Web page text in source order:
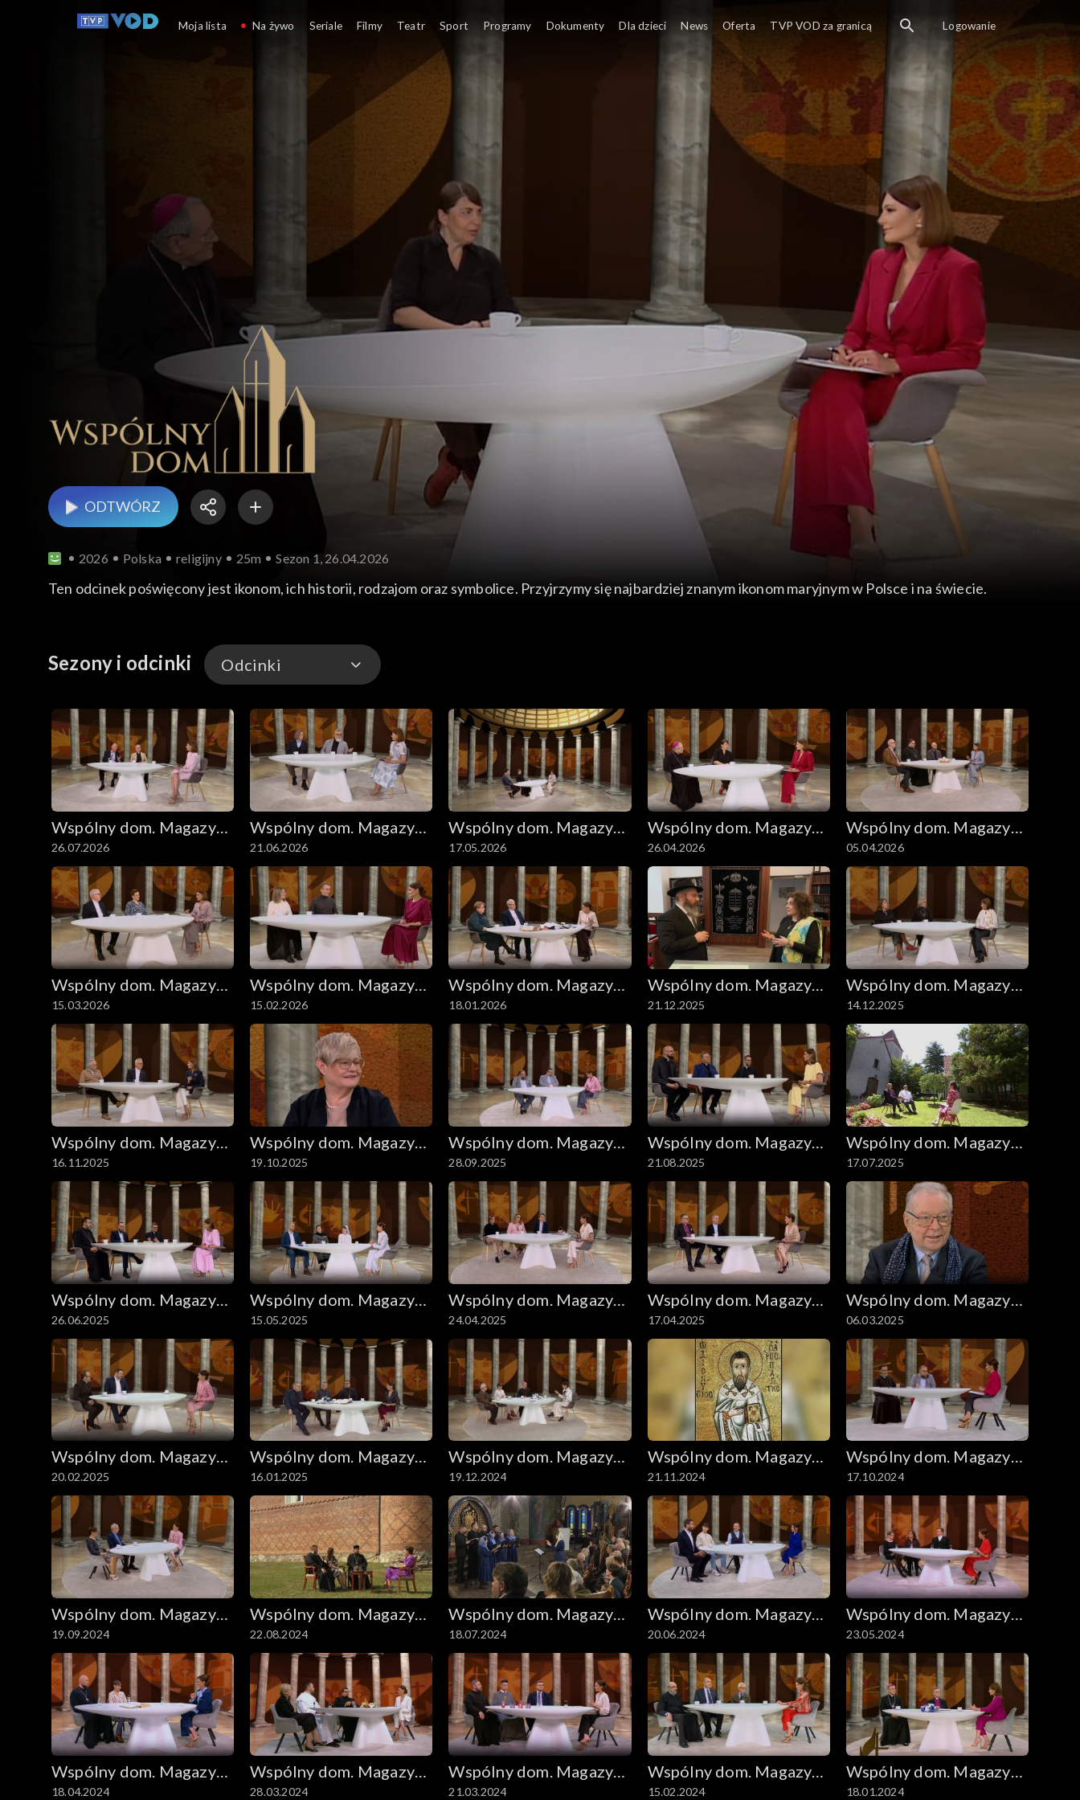
ODTWÓRZ
2026 Polska religijny 25m Sezon 1, 26.04.2026
Ten odcinek poświęcony jest ikonom, ich historii, rodzajom oraz symbolice. Przyjrzymy się najbardziej znanym ikonom maryjnym w Polsce i na świecie.
Sezony i odcinki Odcinki
Odcinki
Wspólny dom. Magazyn
ekumeniczny
26.07.2026
Wspólny dom. Magazyn
ekumeniczny
21.06.2026
Wspólny dom. Magazyn
ekumeniczny
17.05.2026
Wspólny dom. Magazyn
ekumeniczny
26.04.2026
Wspólny dom. Magazyn
ekumeniczny
05.04.2026
Wspólny dom. Magazyn
ekumeniczny
15.03.2026
Wspólny dom. Magazyn
ekumeniczny
15.02.2026
Wspólny dom. Magazyn
ekumeniczny
18.01.2026
Wspólny dom. Magazyn
ekumeniczny
21.12.2025
Wspólny dom. Magazyn
ekumeniczny
14.12.2025
Wspólny dom. Magazyn
ekumeniczny
16.11.2025
Wspólny dom. Magazyn
ekumeniczny
19.10.2025
Wspólny dom. Magazyn
ekumeniczny
28.09.2025
Wspólny dom. Magazyn
ekumeniczny
21.08.2025
Wspólny dom. Magazyn
ekumeniczny
17.07.2025
Wspólny dom. Magazyn
ekumeniczny
26.06.2025
Wspólny dom. Magazyn
ekumeniczny
15.05.2025
Wspólny dom. Magazyn
ekumeniczny
24.04.2025
Wspólny dom. Magazyn
ekumeniczny
17.04.2025
Wspólny dom. Magazyn
ekumeniczny
06.03.2025
Wspólny dom. Magazyn
ekumeniczny
20.02.2025
Wspólny dom. Magazyn
ekumeniczny
16.01.2025
Wspólny dom. Magazyn
ekumeniczny
19.12.2024
Wspólny dom. Magazyn
ekumeniczny
21.11.2024
Wspólny dom. Magazyn
ekumeniczny
17.10.2024
Wspólny dom. Magazyn
ekumeniczny
19.09.2024
Wspólny dom. Magazyn
ekumeniczny
22.08.2024
Wspólny dom. Magazyn
ekumeniczny
18.07.2024
Wspólny dom. Magazyn
ekumeniczny
20.06.2024
Wspólny dom. Magazyn
ekumeniczny
23.05.2024
Wspólny dom. Magazyn
ekumeniczny
18.04.2024
Wspólny dom. Magazyn
ekumeniczny
28.03.2024
Wspólny dom. Magazyn
ekumeniczny
21.03.2024
Wspólny dom. Magazyn
ekumeniczny
15.02.2024
Wspólny dom. Magazyn
ekumeniczny
18.01.2024
Moja lista Na żywo Seriale Filmy Teatr Sport Programy Dokumenty Dla dzieci News Oferta TVP VOD za granicą Logowanie